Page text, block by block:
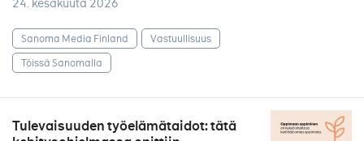
24. kesäkuuta 2026
Sanoma Media Finland
Vastuullisuus
Töissä Sanomalla
Tulevaisuuden työelämätaidot: tätä